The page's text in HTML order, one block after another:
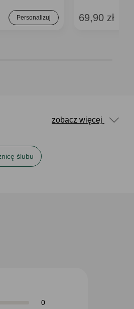
Personalizuj 69,90 zł
zobacz więcej
ślubu
0